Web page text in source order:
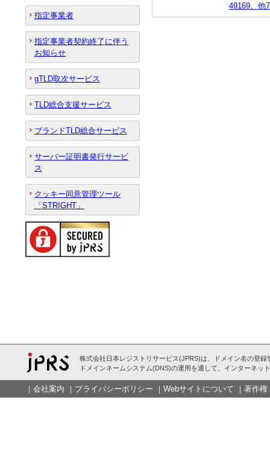
49169、他
指定事業者
指定事業者契約終了に伴う
お知らせ
gTLD取次サービス
TLD総合支援サービス
ブランドTLD総合サービス
サーバー証明書発行サービ
ス
クッキー同意管理ツール
「STRIGHT」
株式会社日本レジストリサービス(JPRS)は、ドメイン名の登録
ドメインネームシステム(DNS)の運用を通して、インターネッ
｜ 会社案内 ｜ プライバシーポリシー ｜ Webサイトについて ｜ 著作権